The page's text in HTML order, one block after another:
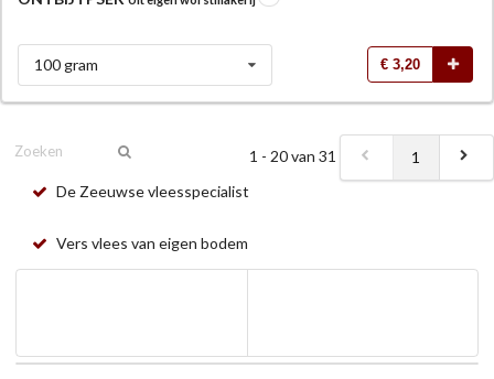
100 gram € 3,20
1 - 20 van 31
1
De Zeeuwse vleesspecialist
Vers vlees van eigen bodem